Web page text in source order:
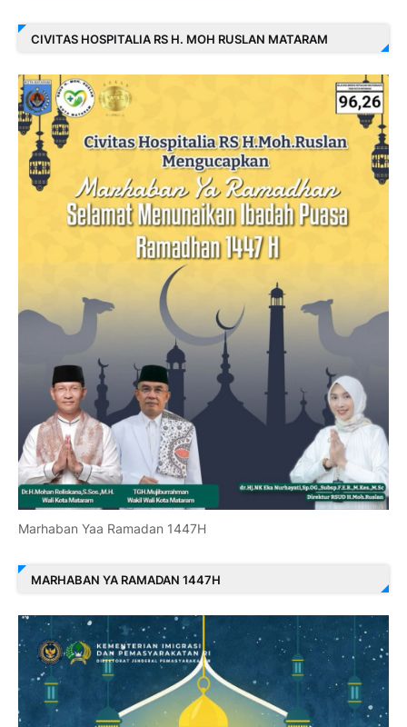
CIVITAS HOSPITALIA RS H. MOH RUSLAN MATARAM
Marhaban Yaa Ramadan 1447H
MARHABAN YA RAMADAN 1447H